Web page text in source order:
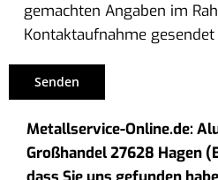
gemachten Angaben im
Kontaktaufnahme
Metallservice-Online.de:
Großhandel 27628 Hagen